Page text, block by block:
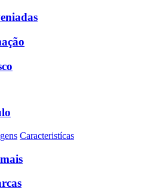
Caracteristícas